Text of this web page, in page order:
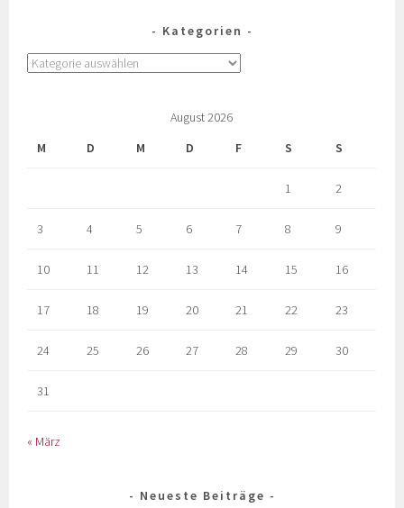
Kategorien
August 2026
M
D M D F S S
1 2
3 4 5 6 7 8 9
10 11 12 13 14 15 16
17 18 19 20 21 22 23
24 25 26 27 28 29 30
31
« März
Neueste Beiträge